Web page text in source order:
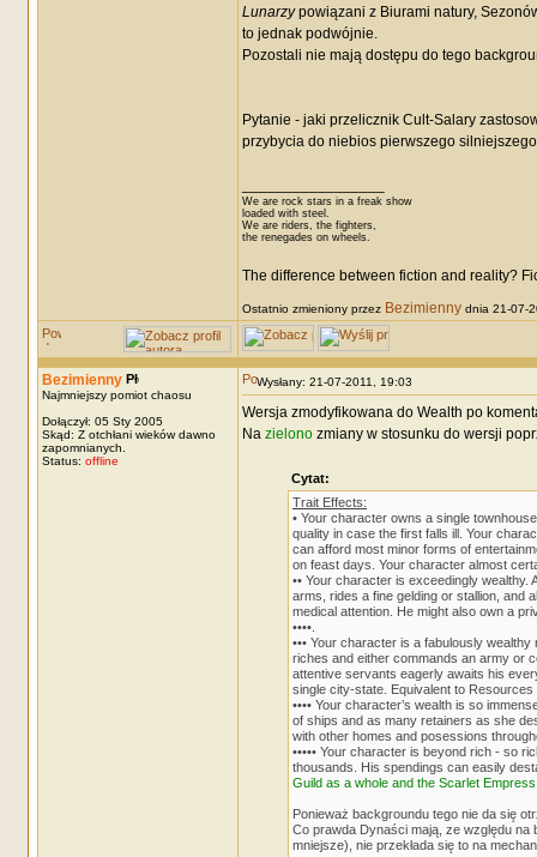
Lunarzypowiązani z Biurami natury,
to jednak podwójnie.
Pozostali nie mają dostępu do tego
Pytanie - jaki przelicznik Cult-Salary
przybycia do niebios pierwszego
We are rock stars in a freak show
loaded with steel.
We are riders, the fighters,
the renegades on wheels.
The difference between fiction and reality?
Ostatnio zmieniony przez Bezimiennydnia 21-07-
Bezimienny
Najmniejszy pomiot chaosu
Dołączył: 05 Sty 2005
Skąd: Z otchłani wieków dawno
zapomnianych.
Status: offline
Wysłany: 21-07-2011, 19:03
Wersja zmodyfikowana do Wealth po
Na zielonozmiany w stosunku do wersji
Cytat:
Trait Effects:
• Your character owns a single
quality in case the first falls ill. Your
can afford most minor forms of
on feast days. Your character almost
•• Your character is exceedingly
arms, rides a fine gelding or stallion, and
medical attention. He might also own a
••••.
••• Your character is a fabulously
riches and either commands an army or
attentive servants eagerly awaits his
single city-state. Equivalent to Resources
•••• Your character’s wealth is so
of ships and as many retainers as she
with other homes and posessions
••••• Your character is beyond rich - so
thousands. His spendings can easily
Guild as a whole and the Scarlet
Ponieważ backgroundu tego nie da się
Co prawda Dynaści mają, ze względu
mniejsze), nie przekłada się to na